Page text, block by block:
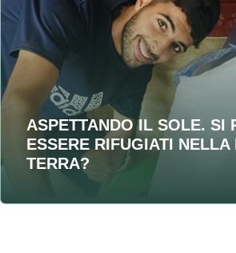
ASPETTANDO IL SOLE. SI
ESSERE RIFUGIATI NELLA
TERRA?